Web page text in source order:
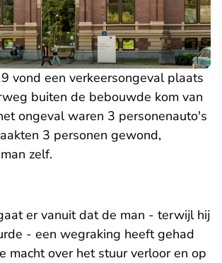
vond een verkeersongeval plaats
buiten de bebouwde kom van
ongeval waren 3 personenauto's
3 personen gewond,
zelf.
er vanuit dat de man - terwijl hij
- een wegraking heeft gehad
macht over het stuur verloor en op